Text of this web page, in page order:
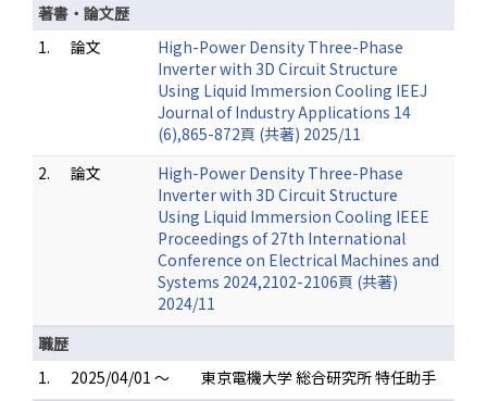
著書・論文歴
1.
論文
High-Power Density Three-Phase
Inverter with 3D Circuit Structure
Using Liquid Immersion Cooling IEEJ
Journal of Industry Applications 14
(6),865-872頁 (共著) 2025/11
2.
論文
High-Power Density Three-Phase
Inverter with 3D Circuit Structure
Using Liquid Immersion Cooling IEEE
Proceedings of 27th International
Conference on Electrical Machines and
Systems 2024,2102-2106頁 (共著)
2024/11
職歴
1.
2025/04/01 ～
東京電機大学 総合研究所 特任助手